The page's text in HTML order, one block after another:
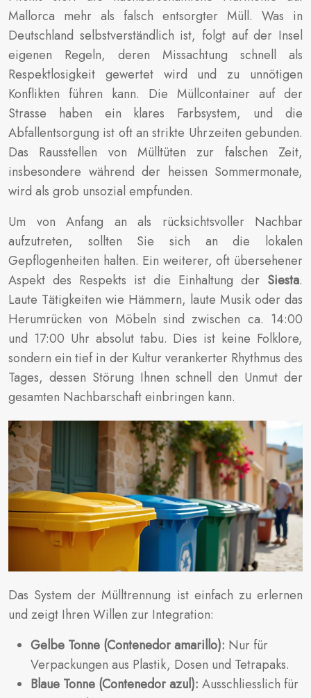
Mallorca mehr als falsch entsorgter Müll. Was in
Deutschland selbstverständlich ist, folgt auf der Insel
eigenen Regeln, deren Missachtung schnell als
Respektlosigkeit gewertet wird und zu unnötigen
Konflikten führen kann. Die Müllcontainer auf der
Strasse haben ein klares Farbsystem, und die
Abfallentsorgung ist oft an strikte Uhrzeiten gebunden.
Das Rausstellen von Mülltüten zur falschen Zeit,
insbesondere während der heissen Sommermonate,
wird als grob unsozial empfunden.
Um von Anfang an als rücksichtsvoller Nachbar
aufzutreten, sollten Sie sich an die lokalen
Gepflogenheiten halten. Ein weiterer, oft übersehener
Aspekt des Respekts ist die Einhaltung der Siesta.
Laute Tätigkeiten wie Hämmern, laute Musik oder das
Herumrücken von Möbeln sind zwischen ca. 14:00
und 17:00 Uhr absolut tabu. Dies ist keine Folklore,
sondern ein tief in der Kultur verankerter Rhythmus des
Tages, dessen Störung Ihnen schnell den Unmut der
gesamten Nachbarschaft einbringen kann.
Das System der Mülltrennung ist einfach zu erlernen
und zeigt Ihren Willen zur Integration:
Gelbe Tonne (Contenedor amarillo): Nur für
Verpackungen aus Plastik, Dosen und Tetrapaks.
Blaue Tonne (Contenedor azul): Ausschliesslich für